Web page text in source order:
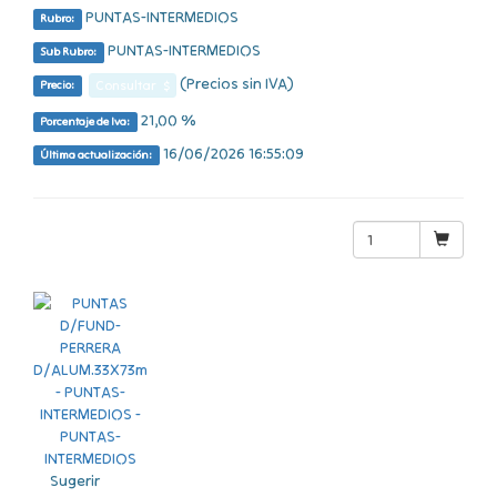
Rubro: PUNTAS-INTERMEDIOS
Sub Rubro: PUNTAS-INTERMEDIOS
Precio: Consultar $ (Precios sin IVA)
Porcentaje de Iva: 21,00 %
Última actualización: 16/06/2026 16:55:09
Sugerir